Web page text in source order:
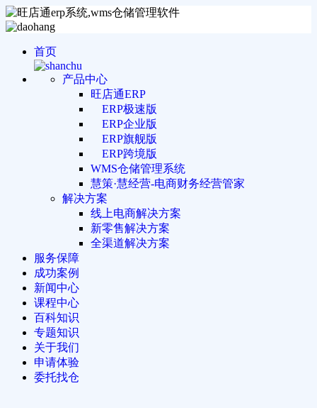
首页
产品中心
旺店通ERP
ERP极速版
ERP企业版
ERP旗舰版
ERP跨境版
WMS仓储管理系统
慧策·慧经营-电商财务经营管家
解决方案
线上电商解决方案
新零售解决方案
全渠道解决方案
服务保障
成功案例
新闻中心
课程中心
百科知识
专题知识
关于我们
申请体验
委托找仓